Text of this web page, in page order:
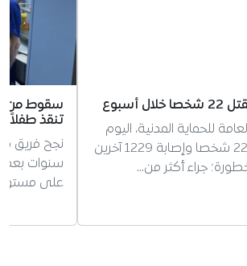
أسبوع
للحماية المدنية، اليوم
الثلاثاء، عن وفاة 22 شخصا وإصابة 1229 آخرين
جراء أكثر من…
سقوط من
تنقذ طفلاً
سنوات بعد
على مستوى